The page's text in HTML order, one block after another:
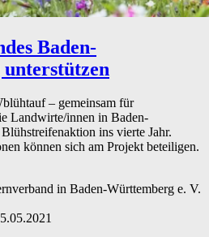
Baden-
– gemeinsam für
Landwirte/innen in Baden-
ins vierte Jahr.
können sich am Projekt beteiligen.
in Baden-Württemberg e. V.